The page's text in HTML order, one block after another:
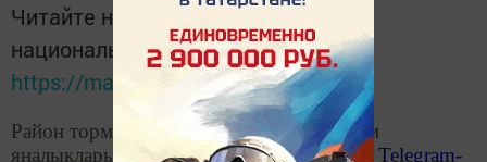
Читайте новости Татарстана в
национальном мессенджере MАХ:
https://max.ru/tatmedia
Район тормышына кагылышлы иң мөһим
яңалыкларыбызны «Чистополь-информ» Telegram-